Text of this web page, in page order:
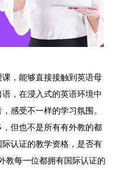
，能够直接接触到英语母
，在浸入式的英语环境中
感受不一样的学习氛围。
但也不是所有有外教的都
认证的教学资格，是否有
教每一位都拥有国际认证的